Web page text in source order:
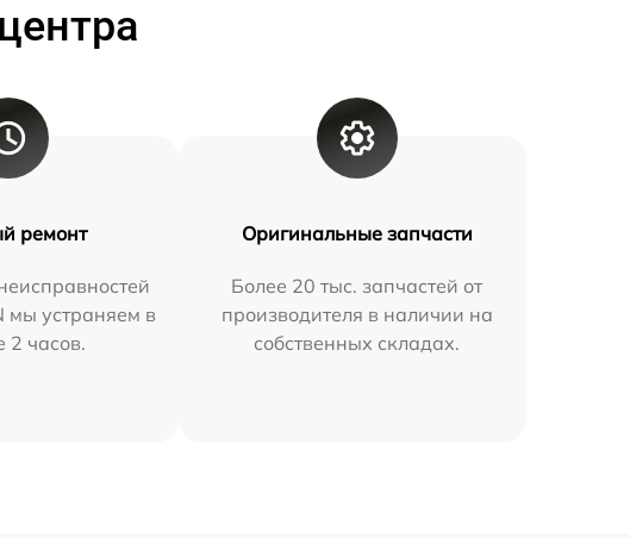
ремонт
мы устраняем в
2 часов.
Оригинальные запчасти
Более 20 тыс. запчастей от
производителя в наличии на
собственных складах.